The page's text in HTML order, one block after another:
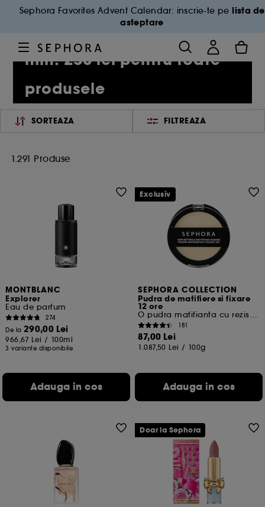
Sephora Favorites Advent Calendar: inscrie-te pe lista de
asteptare
-25% la cumparaturi de
min. 250 lei pentru toate
produsele
SORTEAZA FILTREAZA
1.291 Produse
MONTBLANC
Explorer
Eau de parfum
274
De la 290,00 Lei
966,67 Lei / 100ml
3 variante disponibile
Adauga in cos
SEPHORA COLLECTION
Pudra de matifiere si fixare
12 ore
O pudra matifianta cu rezistenta ridicata
181
87,00 Lei
1.087,50 Lei / 100g
Adauga in cos
Exclusiv
Doar la Sephora